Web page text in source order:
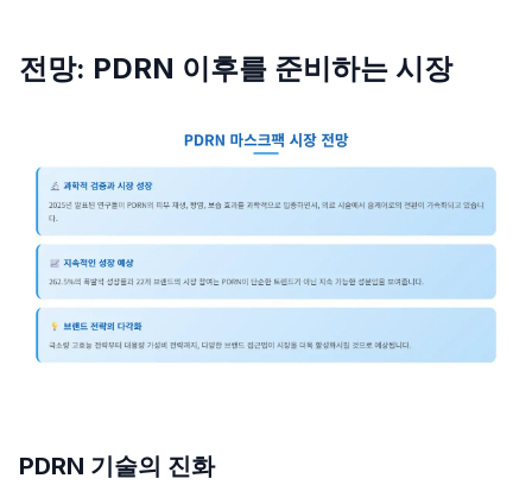
전망: PDRN 이후를 준비하는 시장
PDRN 기술의 진화